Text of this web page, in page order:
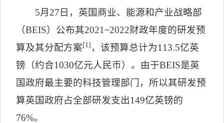
5月 27 日，英国商业、能源和产业战略部
（BEIS）公布其2021~2022财政年度的研发预
算及其分配方案 [1] ，该预算总计为113.5亿英
镑（约合1030亿元人民币）。由于BEIS是英
国政府最主要的科技管理部门，所以其研发预
算英国政府占全部研发支出149亿英镑的
76%。